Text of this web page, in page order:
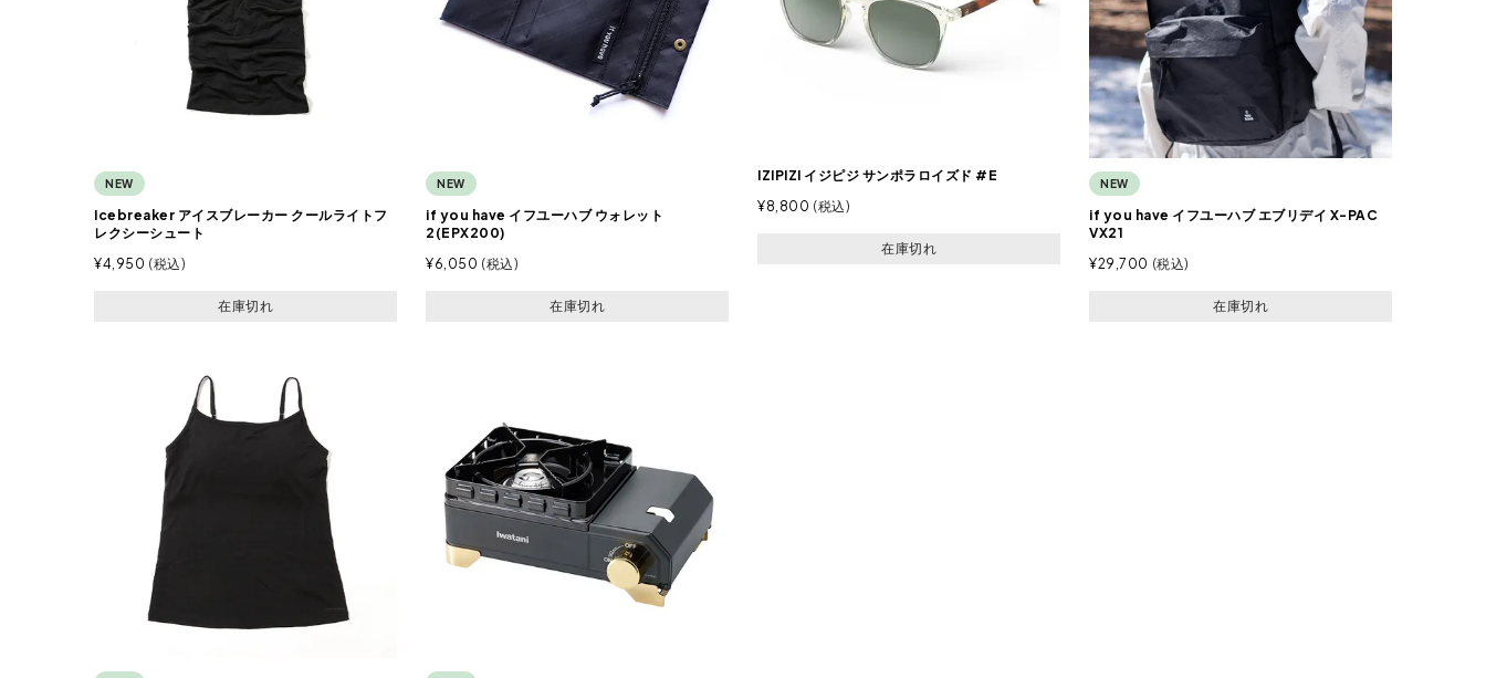
NEW
Icebreaker アイスブレーカー クールライトフ
レクシーシュート
¥4,950 税込
在庫切れ
NEW
if you have イフユーハブ ウォレット
2(EPX200)
¥6,050 税込
在庫切れ
IZIPIZI イジピジ サンポラロイズド #E
¥8,800 税込
在庫切れ
NEW
if you have イフユーハブ エブリデイ X-PAC
VX21
¥29,700 税込
在庫切れ